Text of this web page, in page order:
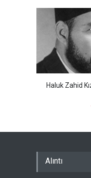
Haluk Zahid
Alıntı